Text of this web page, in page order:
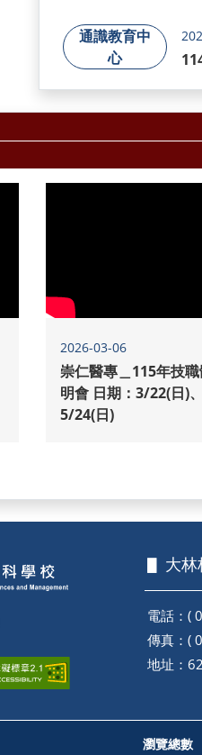
通識教育中
心
2026-03-06
崇仁醫專＿115年技
明會 日期：3/22(日)、4/12(日)、
5/24(日)
▋ 大林
電話：(
傳真：(
地址：
瀏覽總